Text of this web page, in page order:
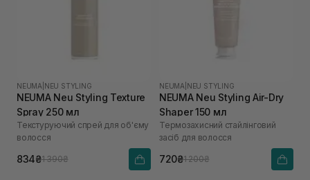
NEUMA NEU STYLING
NEUMA Neu Styling Texture
Spray 250 мл
Текстуруючий спрей для об'єму
волосся
834₴1 390₴
NEUMA NEU STYLING
NEUMA Neu Styling Air-Dry
Shaper 150 мл
Термозахисний стайлінговий
засіб для волосся
720₴1 200₴